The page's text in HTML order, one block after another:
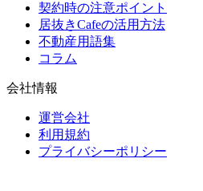
契約時の注意ポイント
居抜きCafeの活用方法
不動産用語集
コラム
会社情報
運営会社
利用規約
プライバシーポリシー